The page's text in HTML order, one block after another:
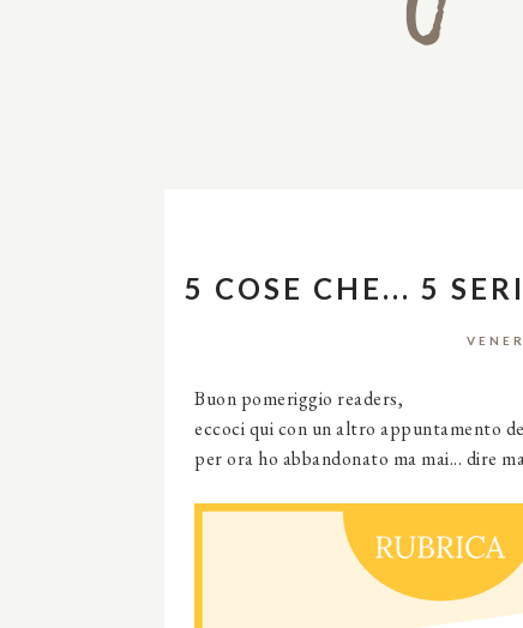
5 COSE CHE... 5
Buon pomeriggio readers,
eccoci qui con un altro appuntamento
per ora ho abbandonato ma mai... dire